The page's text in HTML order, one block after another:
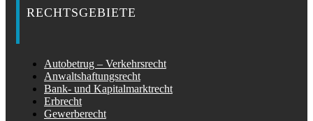
RECHTSGEBIETE
Autobetrug – Verkehrsrecht
Anwaltshaftungsrecht
Bank- und Kapitalmarktrecht
Erbrecht
Gewerberecht